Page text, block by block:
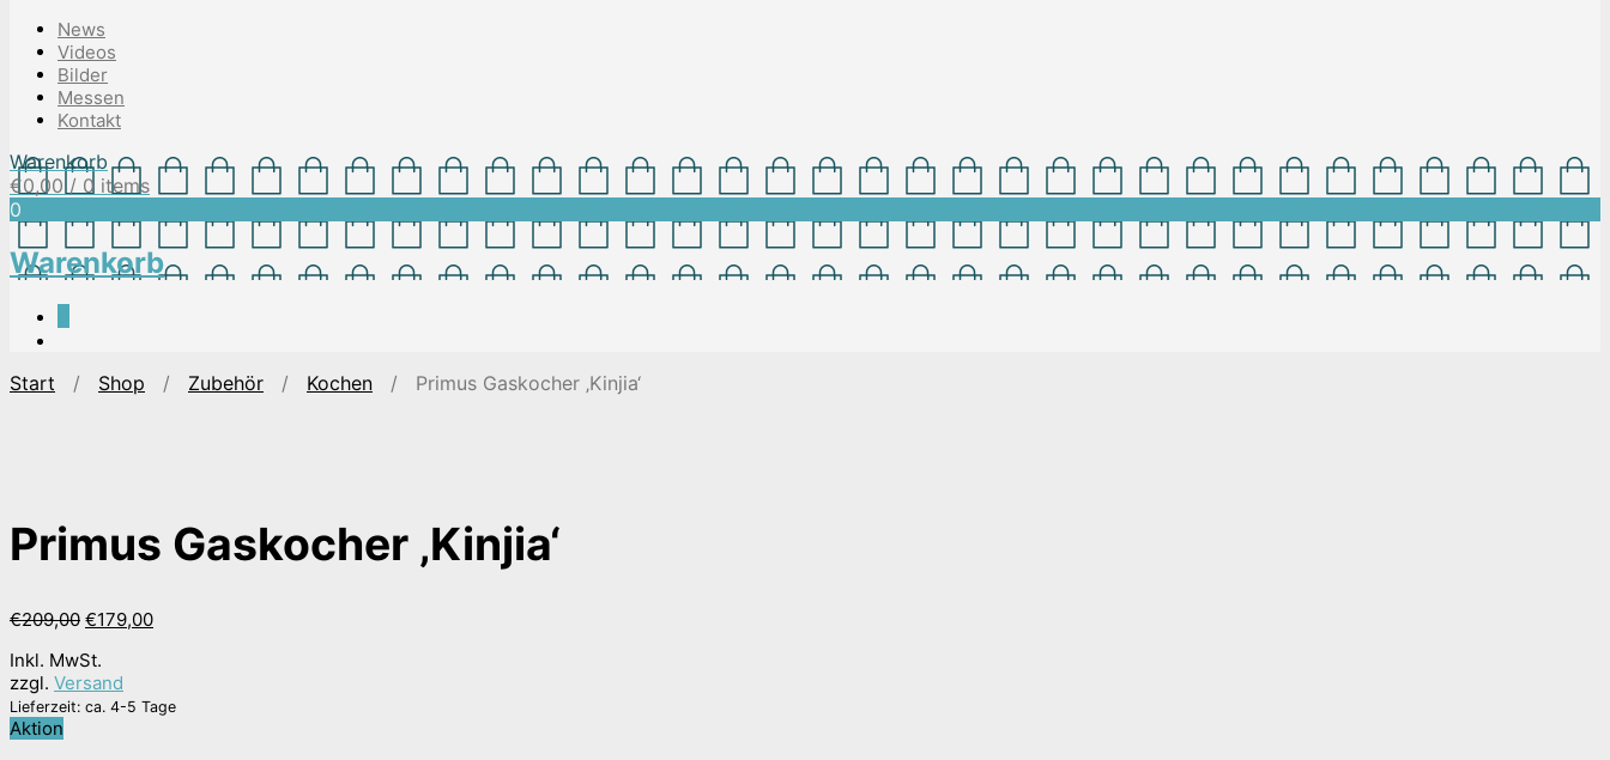
News
Videos
Bilder
Messen
Kontakt
Warenkorb
€0,00 / 0 items
0
Warenkorb
Start / Shop / Zubehör / Kochen / Primus Gaskocher ‚Kinjia‘
Primus Gaskocher ‚Kinjia‘
€209,00 Ursprünglicher
war:
€209,00
€179,00Aktueller
Inkl. MwSt.
zzgl. Versand
Lieferzeit: ca. 4-5 Tage
Aktion